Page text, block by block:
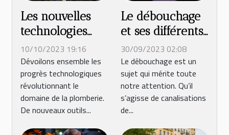
Les nouvelles
technologies
dans le domaine
de la plomberie
10/10/2023 19:16
Dévoilons ensemble les
progrès technologiques
révolutionnant le
domaine de la plomberie.
De nouveaux outils...
Le débouchage
et ses différents
aspects
30/09/2023 02:08
Le débouchage est un
sujet qui mérite toute
notre attention. Qu’il
s’agisse de canalisations
de...